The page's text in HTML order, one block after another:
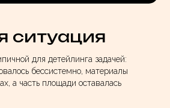
ситуация
для детейлинга задачей:
бессистемно, материалы
а часть площади оставалась